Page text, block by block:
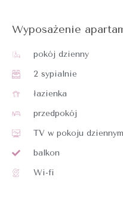
Wyposażenie
pokój dzienny
2 sypialnie
łazienka
przedpokój
TV w pokoju dziennym
balkon
Wi-fi